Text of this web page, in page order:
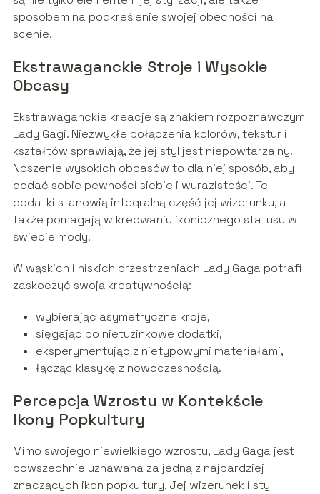
sposobem na podkreślenie swojej obecności na
scenie.
Ekstrawaganckie Stroje i Wysokie
Obcasy
Ekstrawaganckie kreacje są znakiem rozpoznawczym
Lady Gagi. Niezwykłe połączenia kolorów, tekstur i
kształtów sprawiają, że jej styl jest niepowtarzalny.
Noszenie wysokich obcasów to dla niej sposób, aby
dodać sobie pewności siebie i wyrazistości. Te
dodatki stanowią integralną część jej wizerunku, a
także pomagają w kreowaniu ikonicznego statusu w
świecie mody.
W wąskich i niskich przestrzeniach Lady Gaga potrafi
zaskoczyć swoją kreatywnością:
wybierając asymetryczne kroje,
sięgając po nietuzinkowe dodatki,
eksperymentując z nietypowymi materiałami,
łącząc klasykę z nowoczesnością.
Percepcja Wzrostu w Kontekście
Ikony Popkultury
Mimo swojego niewielkiego wzrostu, Lady Gaga jest
powszechnie uznawana za jedną z najbardziej
znaczących ikon popkultury. Jej wizerunek i styl